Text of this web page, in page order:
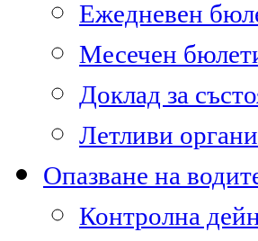
Ежедневен
Месечен
Доклад за
Летливи
Опазване на
Контролна